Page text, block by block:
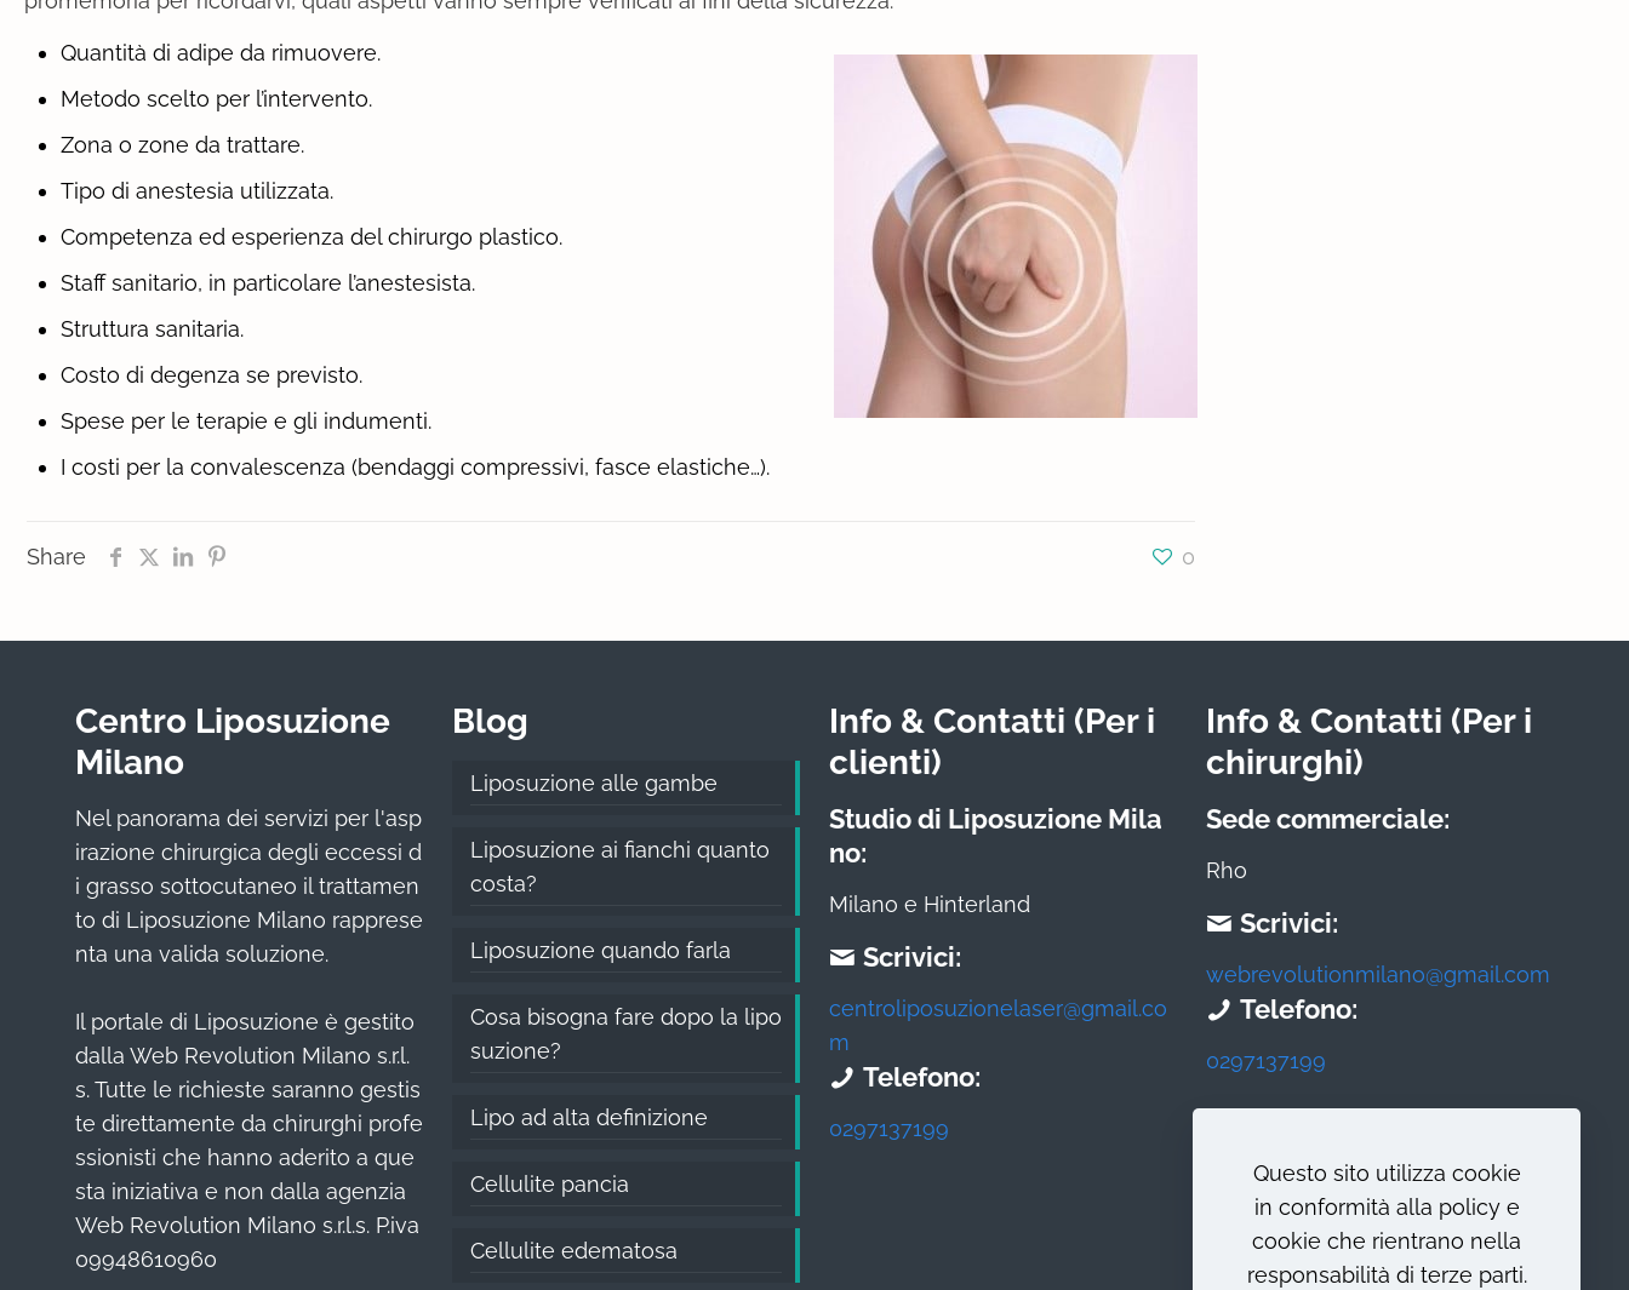
Quantità di adipe da rimuovere.
Metodo scelto per l’intervento.
Zona o zone da trattare.
Tipo di anestesia utilizzata.
Competenza ed esperienza del chirurgo plastico.
Staff sanitario, in particolare l’anestesista.
Struttura sanitaria.
Costo di degenza se previsto.
Spese per le terapie e gli indumenti.
I costi per la convalescenza (bendaggi compressivi, fasce elastiche…).
Share 0
Centro Liposuzione
Milano
Nel panorama dei servizi per l'asp
irazione chirurgica degli eccessi d
i grasso sottocutaneo il trattamen
to di Liposuzione Milano rapprese
nta una valida soluzione.
Il portale di Liposuzione è gestito
dalla Web Revolution Milano s.r.l.
s. Tutte le richieste saranno gestis
te direttamente da chirurghi profe
ssionisti che hanno aderito a que
sta iniziativa e non dalla agenzia
Web Revolution Milano s.r.l.s. P.iva
09948610960
Blog
Liposuzione alle gambe
Liposuzione ai fianchi quanto
costa?
Liposuzione quando farla
Cosa bisogna fare dopo la lipo
suzione?
Lipo ad alta definizione
Cellulite pancia
Cellulite edematosa
Info & Contatti (Per i
clienti)
Studio di Liposuzione Mila
no:
Milano e Hinterland
Scrivici:
centroliposuzionelaser@gmail.co
m
Telefono:
0297137199
Info & Contatti (Per i
chirurghi)
Sede commerciale:
Rho
Scrivici:
webrevolutionmilano@gmail.com
Telefono:
0297137199
Questo sito utilizza cookie
in conformità alla policy e
cookie che rientrano nella
responsabilità di terze parti.